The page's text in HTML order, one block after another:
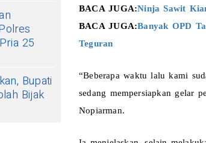
25
Bupati
Bijak
BACA JUGA:Ninja Sawit
BACA JUGA:Banyak OPD
Teguran
“Beberapa waktu lalu kami
sedang mempersiapkan gelar
Nopiarman.